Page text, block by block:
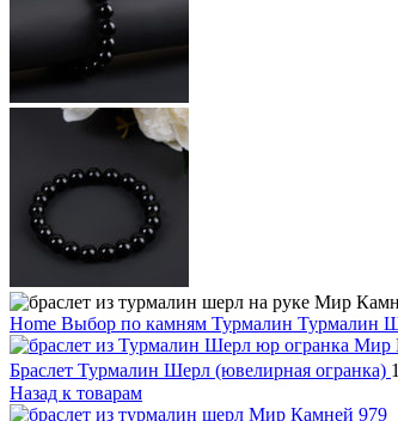
Home Выбор по камням Турмалин Турмалин
Браслет Турмалин Шерл (ювелирная огранка)
Назад к товарам